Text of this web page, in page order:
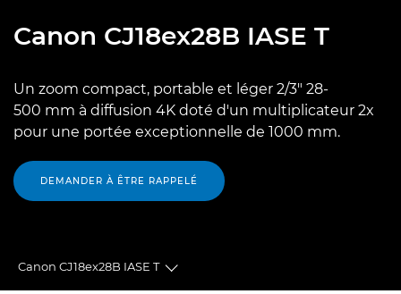
Canon CJ18ex28B IASE T
Un zoom compact, portable et léger 2/3" 28-
500 mm à diffusion 4K doté d'un multiplicateur 2x
pour une portée exceptionnelle de 1000 mm.
DEMANDER À ÊTRE RAPPELÉ
Canon CJ18ex28B IASE T
Toggle breadcrumbs